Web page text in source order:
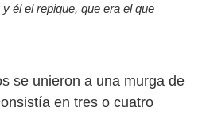
él el repique, que era el que
se unieron a una murga de
en tres o cuatro